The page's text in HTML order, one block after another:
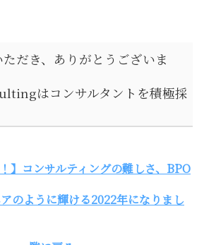
だき、ありがとうございま
はコンサルタントを積極採
】コンサルティングの難しさ、BPO
のように輝ける2022年になりまし